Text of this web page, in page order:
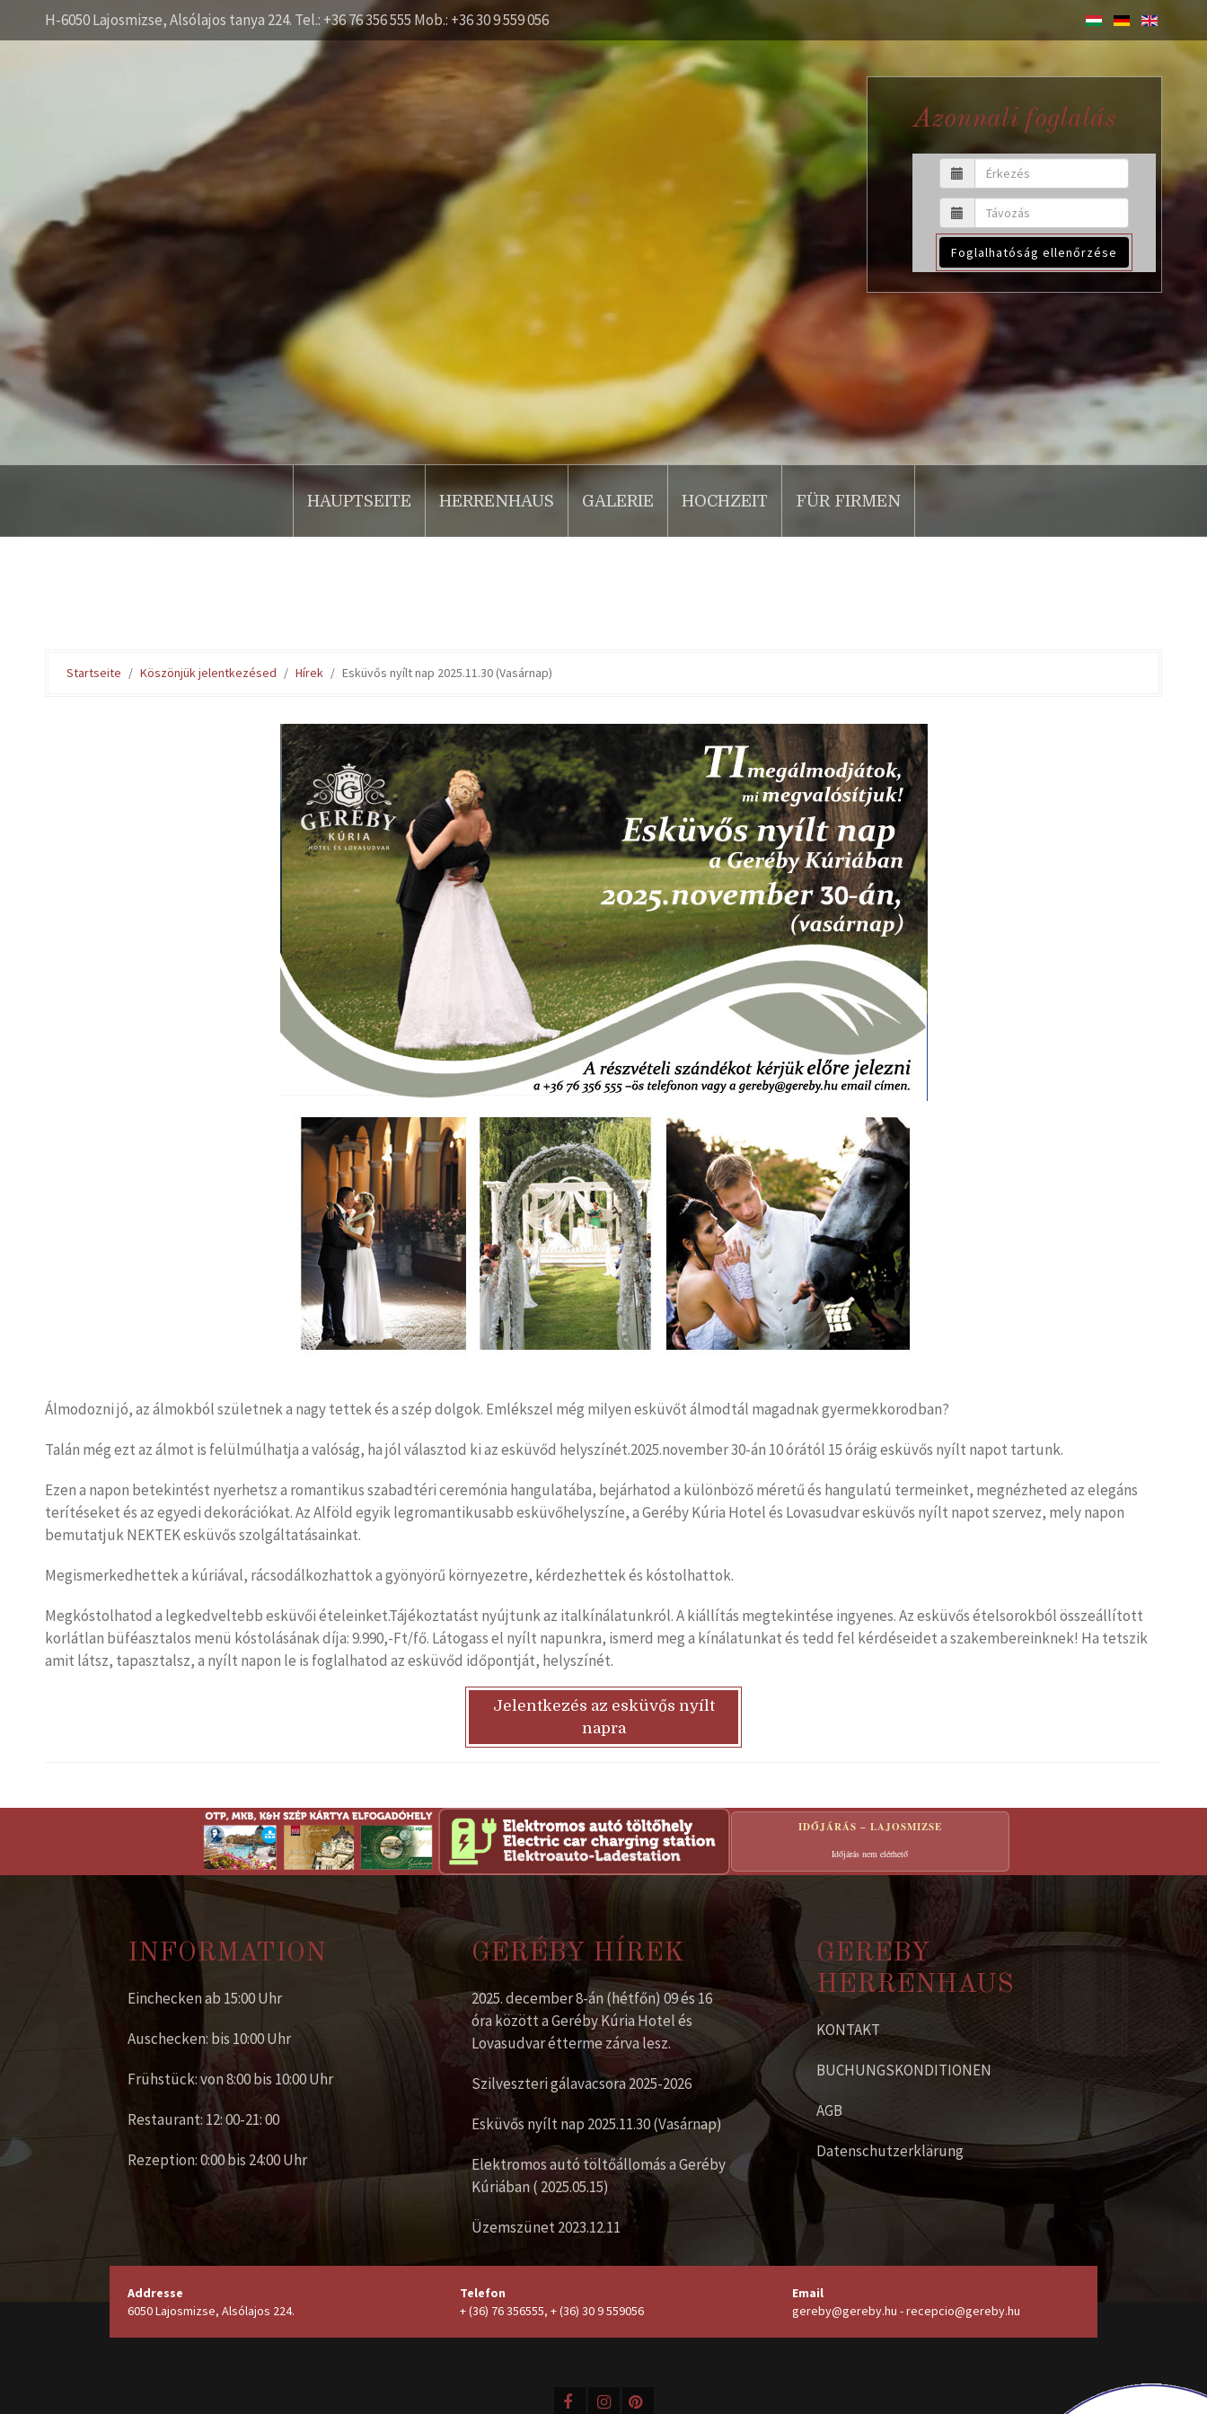
H-6050 Lajosmizse, Alsólajos tanya 224. Tel.: +36 76 356 555 Mob.: +36 30 9 559 056
Azonnali foglalás
Foglalhatóság ellenőrzése
HAUPTSEITE HERRENHAUS GALERIE HOCHZEIT FÜR FIRMEN
Startseite Köszönjük jelentkezésed Hírek Esküvős nyílt nap 2025.11.30 (Vasárnap)
Álmodozni jó, az álmokból születnek a nagy tettek és a szép dolgok. Emlékszel még milyen esküvőt álmodtál magadnak gyermekkorodban?
Talán még ezt az álmot is felülmúlhatja a valóság, ha jól választod ki az esküvőd helyszínét.2025.november 30-án 10 órától 15 óráig esküvős nyílt napot tartunk.
Ezen a napon betekintést nyerhetsz a romantikus szabadtéri ceremónia hangulatába, bejárhatod a különböző méretű és hangulatú termeinket, megnézheted az elegáns
terítéseket és az egyedi dekorációkat. Az Alföld egyik legromantikusabb esküvőhelyszíne, a Geréby Kúria Hotel és Lovasudvar esküvős nyílt napot szervez, mely napon
bemutatjuk NEKTEK esküvős szolgáltatásainkat.
Megismerkedhettek a kúriával, rácsodálkozhattok a gyönyörű környezetre, kérdezhettek és kóstolhattok.
Megkóstolhatod a legkedveltebb esküvői ételeinket.Tájékoztatást nyújtunk az italkínálatunkról. A kiállítás megtekintése ingyenes. Az esküvős ételsorokból összeállított
korlátlan büféasztalos menü kóstolásának díja: 9.990,-Ft/fő. Látogass el nyílt napunkra, ismerd meg a kínálatunkat és tedd fel kérdéseidet a szakembereinknek! Ha tetszik
amit látsz, tapasztalsz, a nyílt napon le is foglalhatod az esküvőd időpontját, helyszínét.
Jelentkezés az esküvős nyílt
napra
IDŐJÁRÁS – LAJOSMIZSE
Időjárás nem elérhető
INFORMATION
Einchecken ab 15:00 Uhr
Auschecken: bis 10:00 Uhr
Frühstück: von 8:00 bis 10:00 Uhr
Restaurant: 12: 00-21: 00
Rezeption: 0:00 bis 24:00 Uhr
GERÉBY HÍREK
2025. december 8-án (hétfőn) 09 és 16
óra között a Geréby Kúria Hotel és
Lovasudvar étterme zárva lesz.
Szilveszteri gálavacsora 2025-2026
Esküvős nyílt nap 2025.11.30 (Vasárnap)
Elektromos autó töltőállomás a Geréby
Kúriában ( 2025.05.15)
Üzemszünet 2023.12.11
GEREBY
HERRENHAUS
KONTAKT
BUCHUNGSKONDITIONEN
AGB
Datenschutzerklärung
Addresse
6050 Lajosmizse, Alsólajos 224.
Telefon
+ (36) 76 356555, + (36) 30 9 559056
Email
gereby@gereby.hu - recepcio@gereby.hu